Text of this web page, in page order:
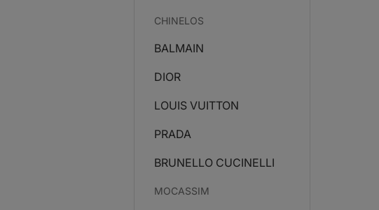
CHINELOS
BALMAIN
DIOR
LOUIS VUITTON
PRADA
BRUNELLO CUCINELLI
MOCASSIM